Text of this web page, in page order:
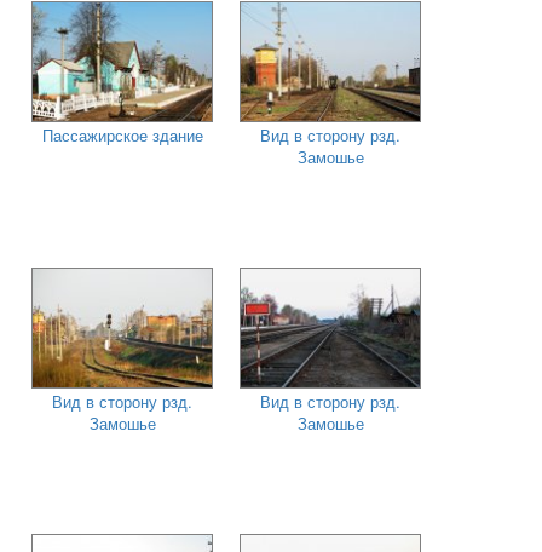
Пассажирское здание
Вид в сторону рзд.
Замошье
Вид в сторону рзд.
Замошье
Вид в сторону рзд.
Замошье